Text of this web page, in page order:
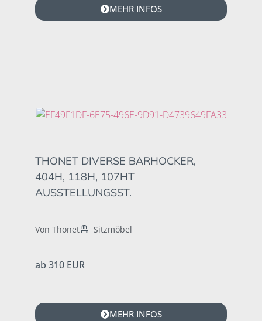
MEHR INFOS
THONET DIVERSE BARHOCKER,
404H, 118H, 107HT
AUSSTELLUNGSST.
Von Thonet Sitzmöbel
ab 310 EUR
MEHR INFOS